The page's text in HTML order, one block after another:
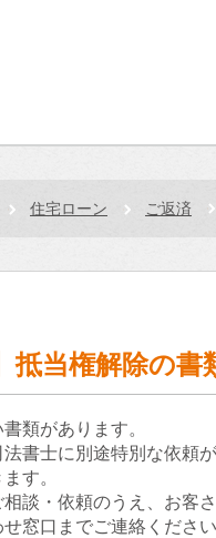
住宅ローン ご返済
抵当権解除の
類があります。
書士に別途特別な依頼
す。
談・依頼のうえ、お客
窓口までご連絡ください